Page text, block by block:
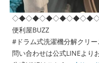
便利屋BUZZ
#ドラム式洗濯機分解クリ
問い合わせは公式LINEより